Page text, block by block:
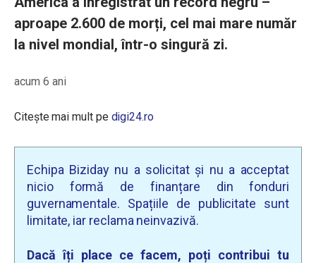
aproape 2.600 de morți, cel mai mare număr
la nivel mondial, într-o singură zi.
acum 6 ani
Citește mai mult pe digi24.ro
Echipa Biziday nu a solicitat și nu a acceptat
nicio formă de finanțare din fonduri
guvernamentale. Spațiile de publicitate sunt
limitate, iar reclama neinvazivă.
Dacă îți place ce facem, poți contribui tu